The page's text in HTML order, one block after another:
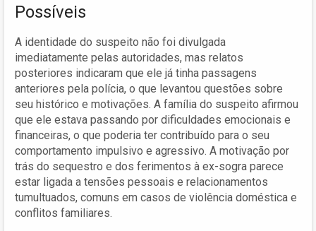
Possíveis
A identidade do suspeito não foi divulgada
imediatamente pelas autoridades, mas relatos
posteriores indicaram que ele já tinha passagens
anteriores pela polícia, o que levantou questões sobre
seu histórico e motivações. A família do suspeito afirmou
que ele estava passando por dificuldades emocionais e
financeiras, o que poderia ter contribuído para o seu
comportamento impulsivo e agressivo. A motivação por
trás do sequestro e dos ferimentos à ex-sogra parece
estar ligada a tensões pessoais e relacionamentos
tumultuados, comuns em casos de violência doméstica e
conflitos familiares.